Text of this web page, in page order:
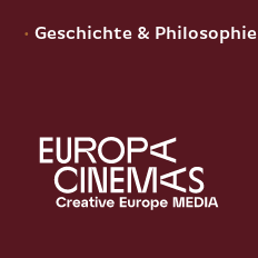
Geschichte & Philosophie